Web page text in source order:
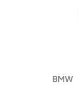
BMW